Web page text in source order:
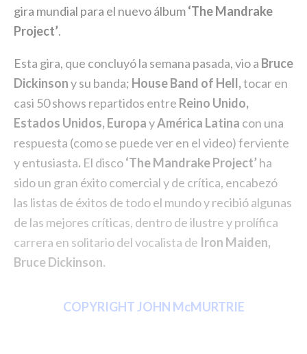
gira mundial para el nuevo álbum‘The Mandrake
Project’.
Esta gira, que concluyó la semana pasada, vio a Bruce
Dickinsony su banda; House Band of Hell,tocar en
casi 50 shows repartidos entre Reino Unido,
Estados Unidos, EuropayAmérica Latina con una
respuesta (como se puede ver en el video) ferviente
y entusiasta. El disco‘The Mandrake Project’ ha
sido un gran éxito comercial y de crítica, encabezó
las listas de éxitos de todo el mundo y recibió algunas
de las mejores críticas, dentro de ilustre y prolífica
carrera en solitario del vocalista de Iron Maiden,
Bruce Dickinson.
COPYRIGHT JOHN McMURTRIE